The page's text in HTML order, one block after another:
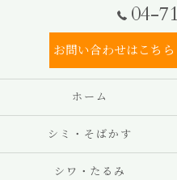
04-
お問い合わせはこちら
ホーム
シミ・そばかす
シワ・たるみ